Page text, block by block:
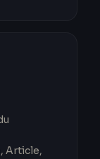
Article,